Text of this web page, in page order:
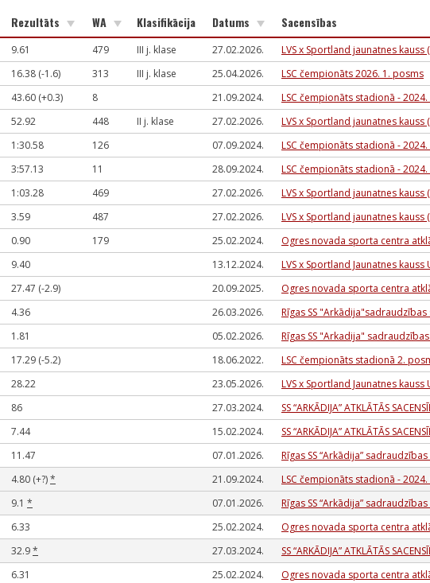
Rezultāts WA Klasifikācija Datums Sacensības
9.61 479 III j. klase 27.02.2026.
LVS x Sportland jaunatnes kauss
16.38 (-1.6) 313 III j. klase 25.04.2026.
LSC čempionāts 2026. 1. posms
43.60 (+0.3) 8 21.09.2024.
LSC čempionāts stadionā -
52.92 448 II j. klase 27.02.2026.
LVS x Sportland jaunatnes kauss
1:30.58 126 07.09.2024.
LSC čempionāts stadionā -
3:57.13 11 28.09.2024.
LSC čempionāts stadionā -
1:03.28 469 27.02.2026.
LVS x Sportland jaunatnes kauss
3.59 487 27.02.2026.
LVS x Sportland jaunatnes kauss
0.90 179 25.02.2024.
Ogres novada sporta centra
9.40 13.12.2024.
LVS x Sportland Jaunatnes kauss
27.47 (-2.9) 20.09.2025.
Ogres novada sporta centra
4.36 26.03.2026.
Rīgas SS
1.81 05.02.2026.
Rīgas SS "Arkadija"
17.29 (-5.2) 18.06.2022.
LSC čempionāts stadionā 2.
28.22 23.05.2026.
LVS x Sportland Jaunatnes kauss
86 27.03.2024.
SS “ARKĀDIJA” ATKLĀTĀS
7.44 15.02.2024.
SS “ARKĀDIJA” ATKLĀTĀS
11.47 07.01.2026.
Rīgas SS “Arkādija”
4.80 (+?)* 21.09.2024.
LSC čempionāts stadionā -
9.1 * 07.01.2026.
Rīgas SS “Arkādija”
6.33 25.02.2024.
Ogres novada sporta centra
32.9* 27.03.2024.
SS “ARKĀDIJA” ATKLĀTĀS
6.31 25.02.2024.
Ogres novada sporta centra